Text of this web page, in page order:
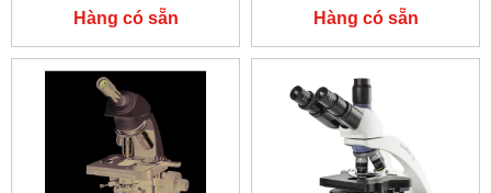
LED
Hàng có sẵn Hàng có sẵn